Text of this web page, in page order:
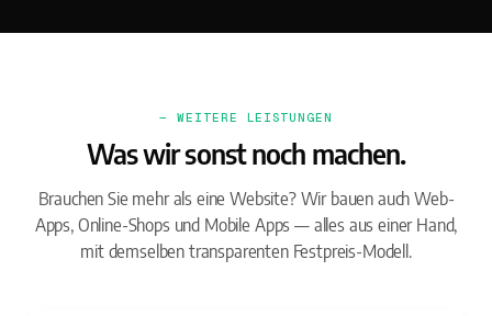
— WEITERE LEISTUNGEN
Was wir sonst noch machen.
Brauchen Sie mehr als eine Website? Wir bauen auch Web-
Apps, Online-Shops und Mobile Apps — alles aus einer Hand,
mit demselben transparenten Festpreis-Modell.